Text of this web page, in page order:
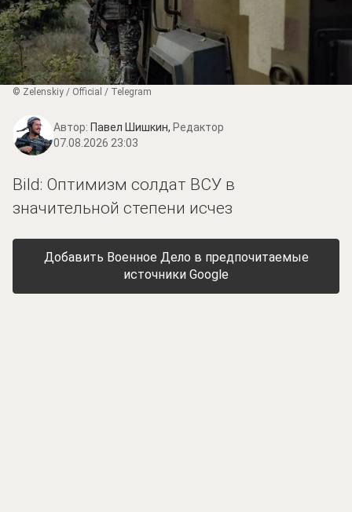
© Zеlеnskiу / Оfficiаl / Telegram
Автор: Павел Шишкин, Редактор
07.08.2026 23:03
Bild: Оптимизм солдат ВСУ в
значительной степени исчез
Добавить Военное Дело в предпочитаемые
источники Google